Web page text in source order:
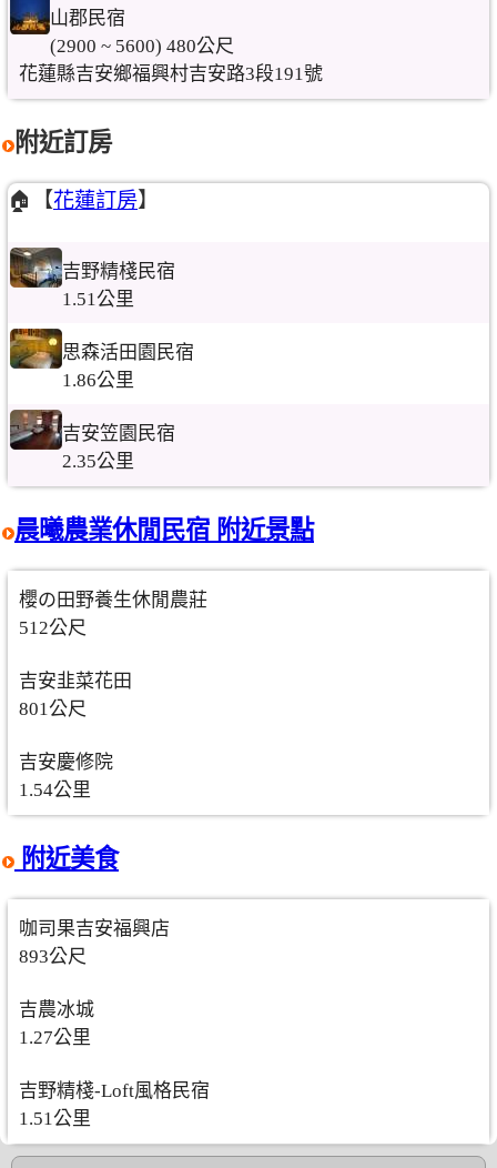
山郡民宿
(2900 ~ 5600) 480公尺
花蓮縣吉安鄉福興村吉安路3段191號
附近訂房
🏠【花蓮訂房】
吉野精棧民宿
1.51公里
思森活田園民宿
1.86公里
吉安笠園民宿
2.35公里
晨曦農業休閒民宿 附近景點
櫻の田野養生休閒農莊
512公尺
吉安韭菜花田
801公尺
吉安慶修院
1.54公里
附近美食
咖司果吉安福興店
893公尺
吉農冰城
1.27公里
吉野精棧-Loft風格民宿
1.51公里